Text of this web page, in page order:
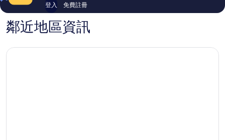
登入 免費註冊
鄰近地區資訊